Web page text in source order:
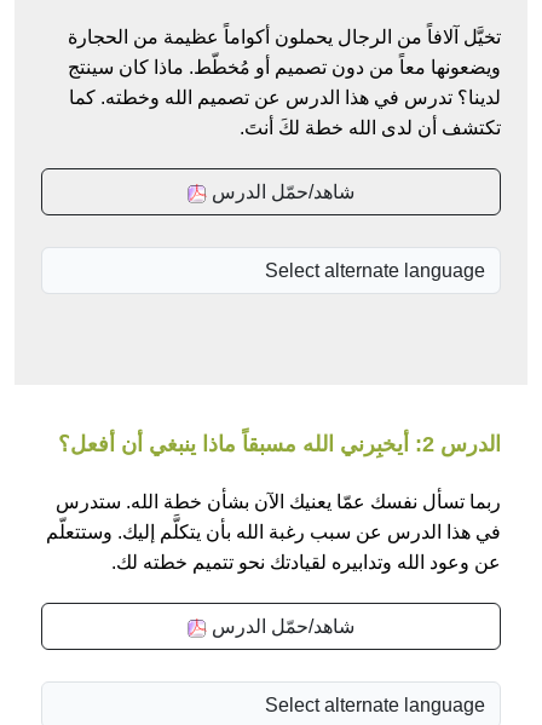
تخيَّل آلافاً من الرجال يحملون أكواماً عظيمة من الحجارة
ويضعونها معاً من دون تصميم أو مُخطّط. ماذا كان سينتج
لدينا؟ تدرس في هذا الدرس عن تصميم الله وخطته. كما
تكتشف أن لدى الله خطة لكَ أنتَ.
شاهد/حمّل الدرس
الدرس 2: أيخبِرني الله مسبقاً ماذا ينبغي أن أفعل؟
ربما تسأل نفسك عمّا يعنيك الآن بشأن خطة الله. ستدرس
في هذا الدرس عن سبب رغبة الله بأن يتكلَّم إليك. وستتعلّم
عن وعود الله وتدابيره لقيادتك نحو تتميم خطته لك.
شاهد/حمّل الدرس